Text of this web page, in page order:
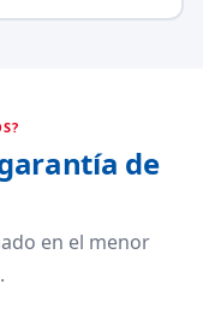
de
en el menor